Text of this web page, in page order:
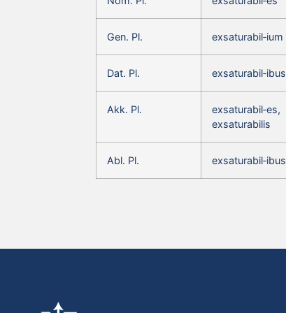
Gen. Pl. exsaturabil‑ium
Dat. Pl. exsaturabil‑ibus
Akk. Pl.
exsaturabil‑es,
exsaturabilis
Abl. Pl. exsaturabil‑ibus